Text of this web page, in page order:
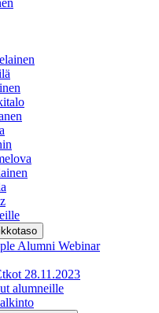
Alumni Webinar
28.11.2023
alumneille